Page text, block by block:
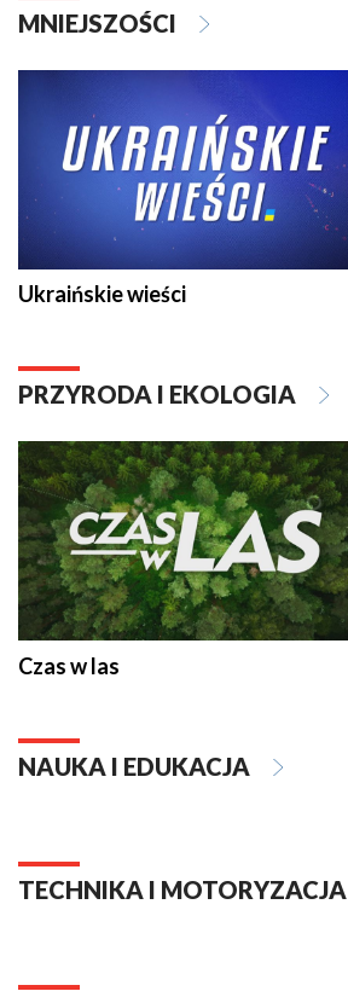
MNIEJSZOŚCI
Ukraińskie wieści
PRZYRODA I EKOLOGIA
Czas w las
NAUKA I EDUKACJA
TECHNIKA I MOTORYZACJA